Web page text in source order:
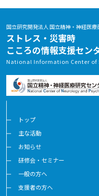
国立研究開発法人 国立精神・神経医療
ストレス・災害時
こころの情報支援セン
National Information Center of
トップ
主な活動
お知らせ
研修会・セミナー
一般の方へ
支援者の方へ